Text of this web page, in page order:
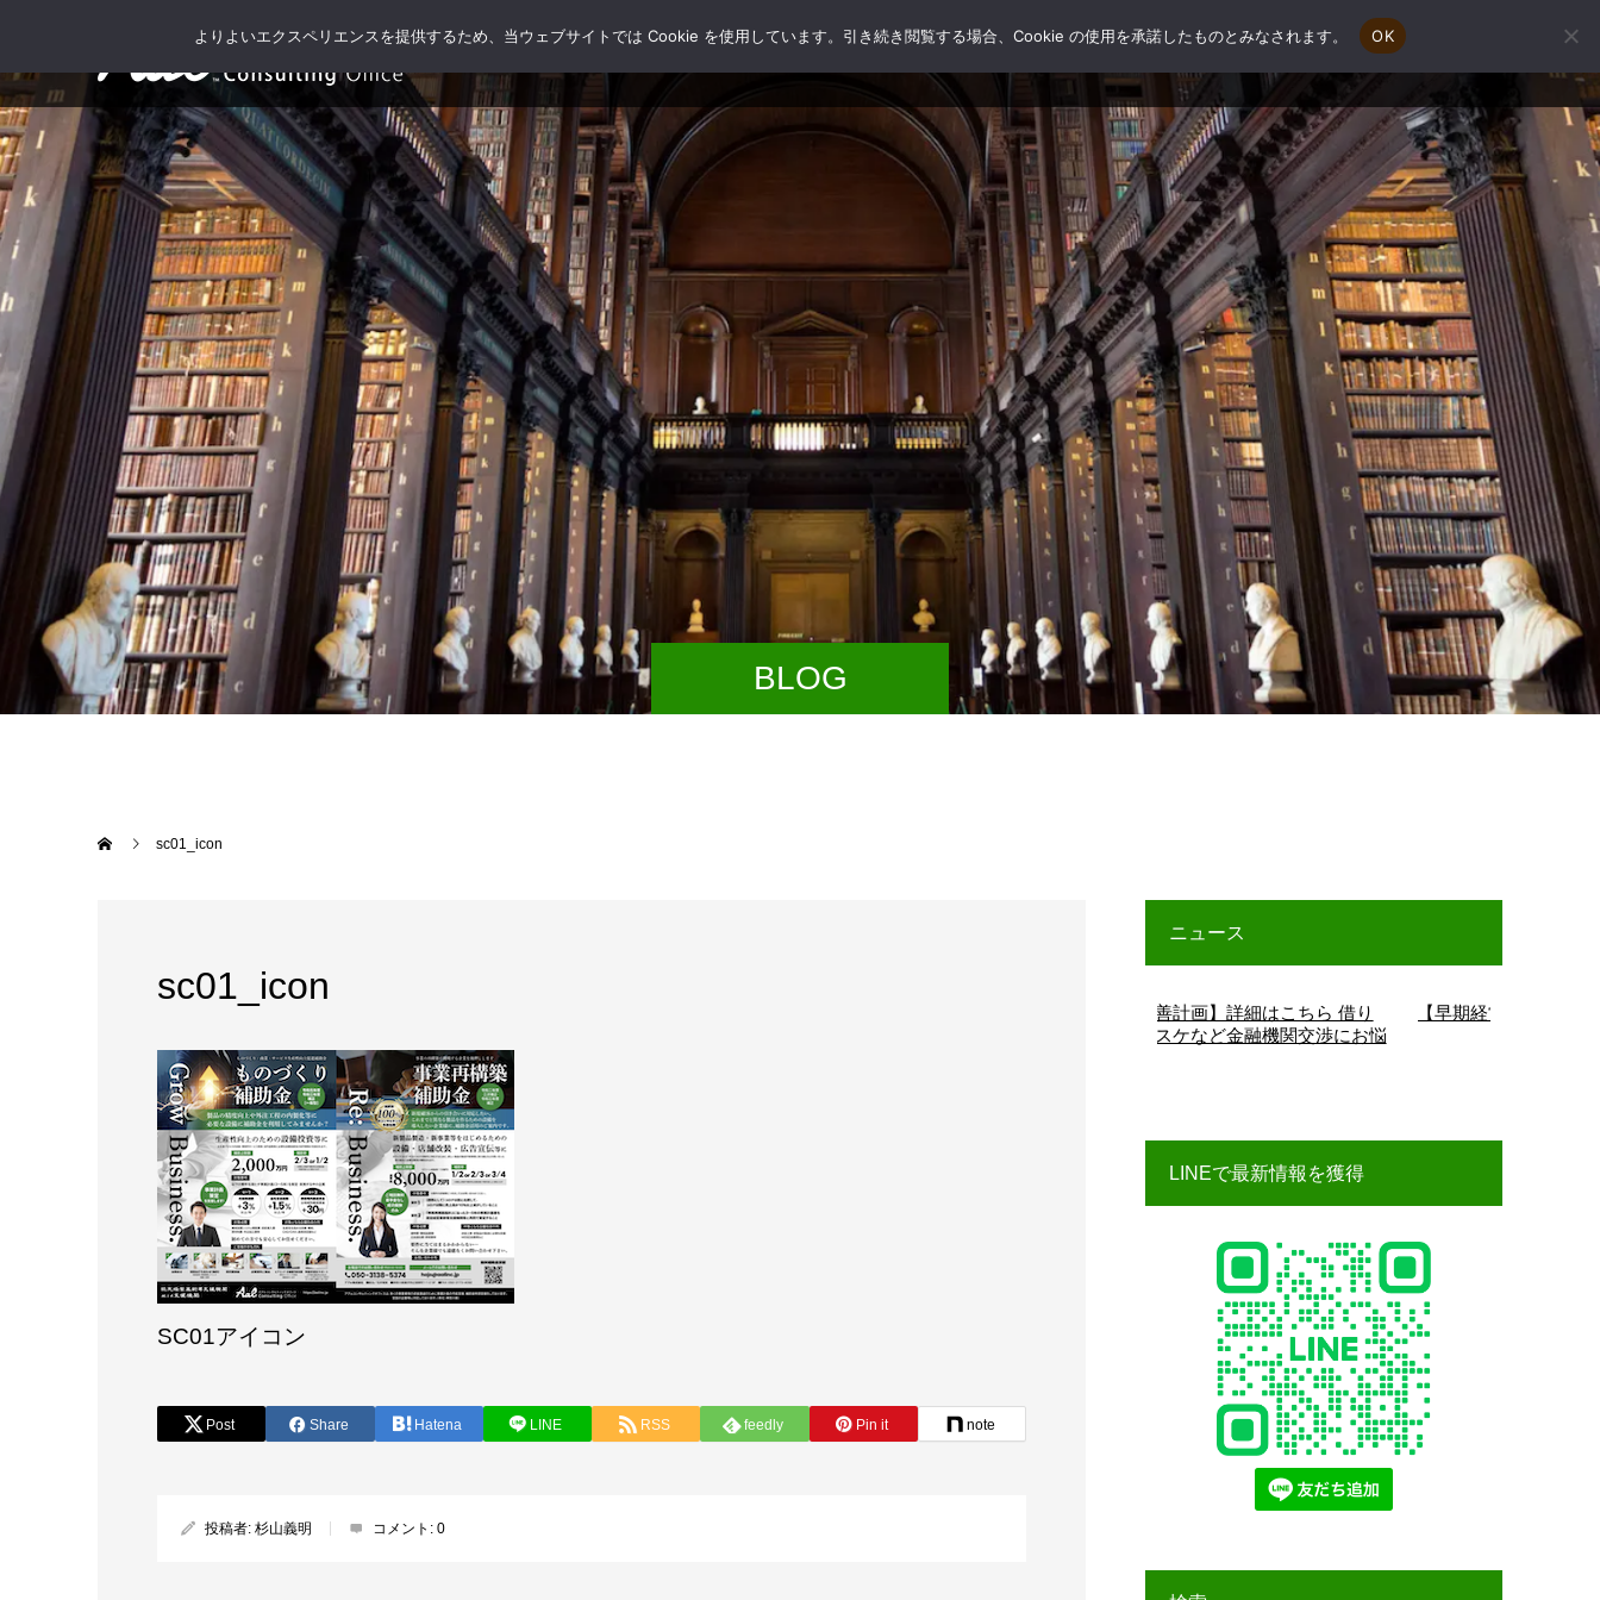
お問い合わせ
BLOG
sc01_icon
sc01_icon
SC01アイコン
Post Share Hatena LINE RSS feedly Pin it note
投稿者: 杉山義明 コメント: 0
ニュース
【経営改善計画】詳細はこちら 借り
換え、リスケなど金融機関交渉にお悩
【早期経営改善計画】詳細はこちら
LINEで最新情報を獲得
よりよいエクスペリエンスを提供するため、当ウェブサイトでは Cookie を使用しています。引き続き閲覧する場合、Cookie の使用を承諾したものとみなされます。 OK